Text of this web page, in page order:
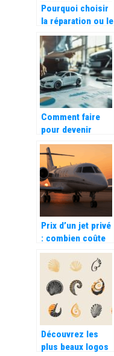
Pourquoi choisir
la réparation ou le
remplacement de
votre pare-brise à
Château-Chinon
Comment faire
pour devenir
mandataire
automobile ? Les
secrets d’une
presence en ligne
reussie
Prix d’un jet privé
: combien coûte
réellement un vol
en jet ?
Découvrez les
plus beaux logos